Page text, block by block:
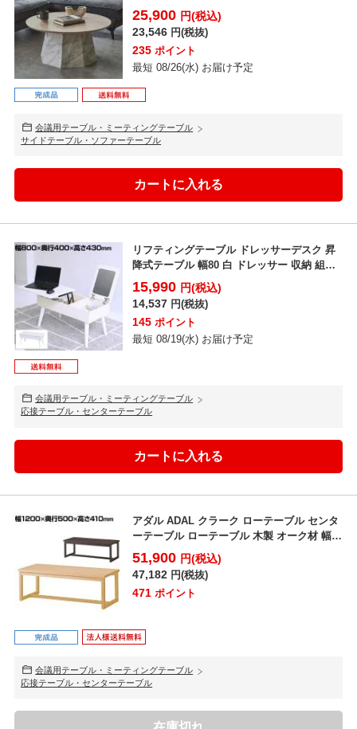
おしゃれ...
25,900 円(税込)
23,546 円(税抜)
235 ポイント
最短 08/26(水) お届け予定
会議用テーブル・ミーティングテーブル
サイドテーブル・ソファーテーブル
リフティングテーブル ドレッサーデスク 昇
降式テーブル 幅80 白 ドレッサー 収納 組み
立て簡単 ...
15,990 円(税込)
14,537 円(税抜)
145 ポイント
最短 08/19(水) お届け予定
会議用テーブル・ミーティングテーブル
応接テーブル・センターテーブル
アダル ADAL クラーク ローテーブル センタ
ーテーブル ローテーブル 木製 オーク材 幅
1200...
51,900 円(税込)
47,182 円(税抜)
471 ポイント
会議用テーブル・ミーティングテーブル
応接テーブル・センターテーブル